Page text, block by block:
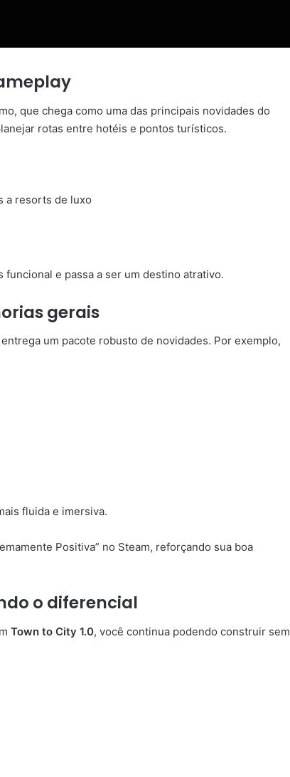
que chega como uma das principais novidades do
rotas entre hotéis e pontos turísticos.
a resorts de luxo
e passa a ser um destino atrativo.
gerais
um pacote robusto de novidades. Por exemplo,
fluida e imersiva.
Positiva” no Steam, reforçando sua boa
o diferencial
Town to City 1.0, você continua podendo construir sem